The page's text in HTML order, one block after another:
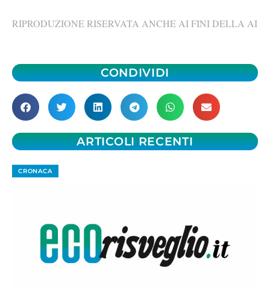
RIPRODUZIONE RISERVATA ANCHE AI FINI DELLA AI
CONDIVIDI
ARTICOLI RECENTI
CRONACA